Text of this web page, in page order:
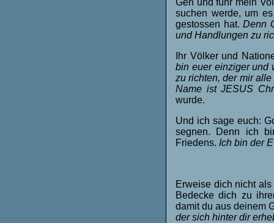
Geh und führ mein
suchen werde, um
gestossen hat.Denn
und Handlungen zu
Ihr Völker und
bin euer einziger und
zu richten, der mir
Name ist JESUS
wurde.
Und ich sage euch:
segnen. Denn ich
Friedens. Ich bin der
Erweise dich nicht
Bedecke dich zu
damit du aus deinem
der sich hinter dir